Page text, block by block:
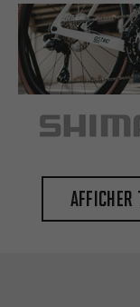
Afficher